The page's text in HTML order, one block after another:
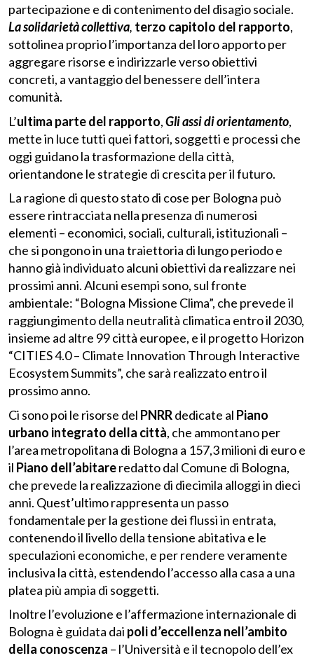
partecipazione e di contenimento del disagio sociale.
La solidarietà collettiva, terzo capitolo del rapporto,
sottolinea proprio l’importanza del loro apporto per
aggregare risorse e indirizzarle verso obiettivi
concreti, a vantaggio del benessere dell’intera
comunità.
L’ultima parte del rapporto,Gli assi di orientamento,
mette in luce tutti quei fattori, soggetti e processi che
oggi guidano la trasformazione della città,
orientandone le strategie di crescita per il futuro.
La ragione di questo stato di cose per Bologna può
essere rintracciata nella presenza di numerosi
elementi – economici, sociali, culturali, istituzionali –
che si pongono in una traiettoria di lungo periodo e
hanno già individuato alcuni obiettivi da realizzare nei
prossimi anni. Alcuni esempi sono, sul fronte
ambientale: “Bologna Missione Clima”, che prevede il
raggiungimento della neutralità climatica entro il 2030,
insieme ad altre 99 città europee, e il progetto Horizon
“CITIES 4.0 – Climate Innovation Through Interactive
Ecosystem Summits”, che sarà realizzato entro il
prossimo anno.
Ci sono poi le risorse del PNRRdedicate al Piano
urbano integrato della città, che ammontano per
l’area metropolitana di Bologna a 157,3 milioni di euro e
il Piano dell’abitareredatto dal Comune di Bologna,
che prevede la realizzazione di diecimila alloggi in dieci
anni. Quest’ultimo rappresenta un passo
fondamentale per la gestione dei flussi in entrata,
contenendo il livello della tensione abitativa e le
speculazioni economiche, e per rendere veramente
inclusiva la città, estendendo l’accesso alla casa a una
platea più ampia di soggetti.
Inoltre l’evoluzione e l’affermazione internazionale di
Bologna è guidata dai poli d’eccellenza nell’ambito
della conoscenza – l’Università e il tecnopolo dell’ex